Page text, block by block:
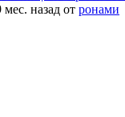
мес. назад от ронами